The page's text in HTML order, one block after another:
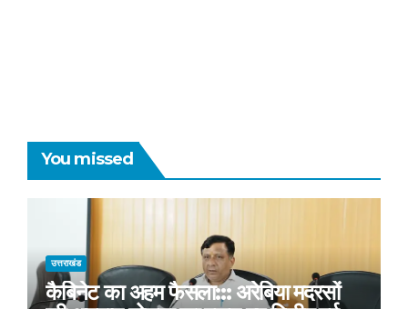
You missed
उत्तराखंड
कैबिनेट का अहम फैसला::: अरेबिया मदरसों